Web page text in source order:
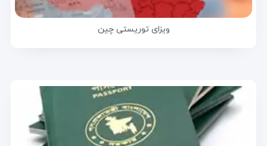
ویزای توریستی چین